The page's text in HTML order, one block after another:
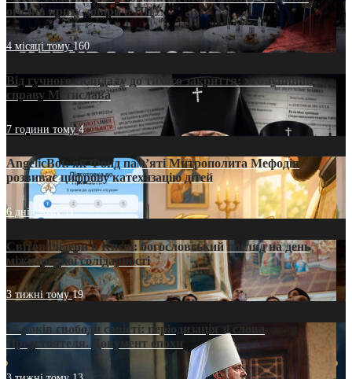
оголив кризу довіри в ПЦУ
4 місяці тому160
Від гучного скандалу до тихого закриття: хто зупинив
справу Мстислава
7 години тому4
AngelicBot: як Фонд пам’яті Митрополита Мефодія
розвиває цифрову катехизацію дітей
6 днів тому11
Світові лідери в Києві: богословський погляд на день
міжнародної солідарності
3 тижні тому19
35 років свободи совісті: періодизація зі слова
Предстоятеля. Документ епохи